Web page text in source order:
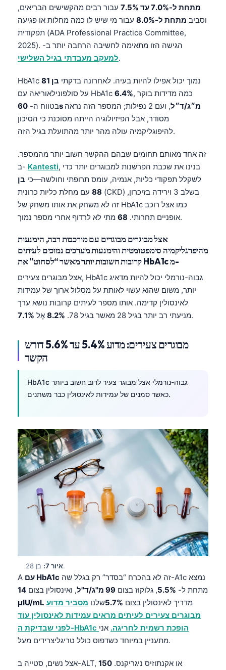
מתחת ל-7.0% עד 7.5%
עבור רבים מהקשישים הבריאים,
וסביב מתחת ל-8.0%
עבור מי שיש לו כמה מחלות או פגיעה
תפקודית (ADA Professional Practice Committee,
2025). הגישה הזו מתאימה לחשיבה הרחבה יותר ב-
למעקב מעבדתי בגיל השלישי.
HbA1c נמוך יכול אפילו להיות בעיה. לאחרונה בדקתי בן 81
על סולפונילאוריאה עם HbA1c 6.4%, כמה מדידות בוקר
בטווח ה-
60s מ״ג/ד״ל
, ועם 2 נפילות; המספר הזה נראה
מסודר, אבל הפיזיולוגיה הייתה מסוכנת כי הסיכון
להיפוגליקמיה עולה מהר יותר מהתועלת בגיל הזה.
זה אחד מאותם תחומים שבהם ההקשר חשוב יותר מהמספר.
ב- Kantesti, בנינו את שכבת הפרשנות למבוגרים יותר כדי
לשקלל תפקודי כליות, אנמיה, עומס תרופתי וחולשה—כי בן
88 עם מחלת כליות כרונית (CKD) בשלב 3 וירידה בזיכרון,
זה לא משחק את אותו משחק של HbA1c כמו אצל רוכב
אופניים תחרותי. 68 מתי לא לרדוף אחרי מספר נמוך.
אצל מבוגרים מבוגרים עם מורכבות רבה, הימנעות
מהיפרגליקמיה סימפטומטית והימנעות מערכים נמוכים לעיתים
קרובות חשובות יותר מאשר “לסחוט” את HbA1c מ-
אצל מבוגרים צעירים, HbA1c גבוה-נורמלי יכול להיות מדאיג
יותר, משום שהוא עשוי לאותת על מסלול ארוך של עמידות
לאינסולין קדימה. אותו מספר לעיתים קרובות נושא ערך
מניעתי רב יותר בגיל 28 מאשר בגיל 78.
8.2% אֶל 7.1% .
מבוגרים צעירים: מדוע 5.4% עד 5.6% דורש
הקשר
HbA1c גבוה-נורמלי אצל מבוגר צעיר לרוב חשוב ביותר
כאשר סמנים של עמידות לאינסולין כבר משתנים.
איור 7:בן 28.
A עם HbA1c
מתחת ל- 5.5%, גלוקוז בצום 99 מ"ג/ד"ל , ואינסולין בצום 14
µIU/mL
מדריך לאינסולין בצום 5.7%שלנו מסביר מדוע
מבוגרים צעירים לעיתים מראים עמידות לאינסולין עוד
לפני שבדיקת ה-HbA1c הופכת רשמית לחריגה. אני
מתעניין במיוחד כשדפוס כולל טריגליצרידים מעל.
אצל נשים, סטייה ב-ALT, או אקנתוזיס ניגריקנס. 150
Occitan
Afrikaans
Монгол
ພາສາລາວ
Basa Jawa
Cebuano
Кыргызча
Татар теле
Беларуская мова
Esperanto
Frysk
Ślōnskŏ gŏdka
Norsk bokmål